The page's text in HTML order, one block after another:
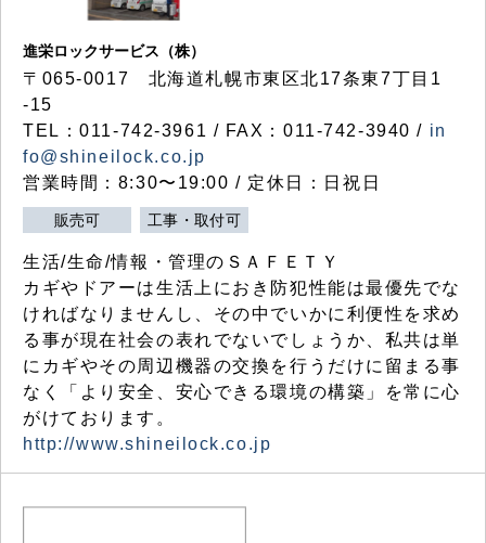
進栄ロックサービス（株）
〒065-0017 北海道札幌市東区北17条東7丁目1
-15
TEL：011-742-3961 / FAX：011-742-3940 / in
fo@shineilock.co.jp
営業時間：8:30〜19:00 / 定休日：日祝日
販売可 工事・取付可
生活/生命/情報・管理のＳＡＦＥＴＹ
カギやドアーは生活上におき防犯性能は最優先でな
ければなりませんし、その中でいかに利便性を求め
る事が現在社会の表れでないでしょうか、私共は単
にカギやその周辺機器の交換を行うだけに留まる事
なく「より安全、安心できる環境の構築」を常に心
がけております。
http://www.shineilock.co.jp